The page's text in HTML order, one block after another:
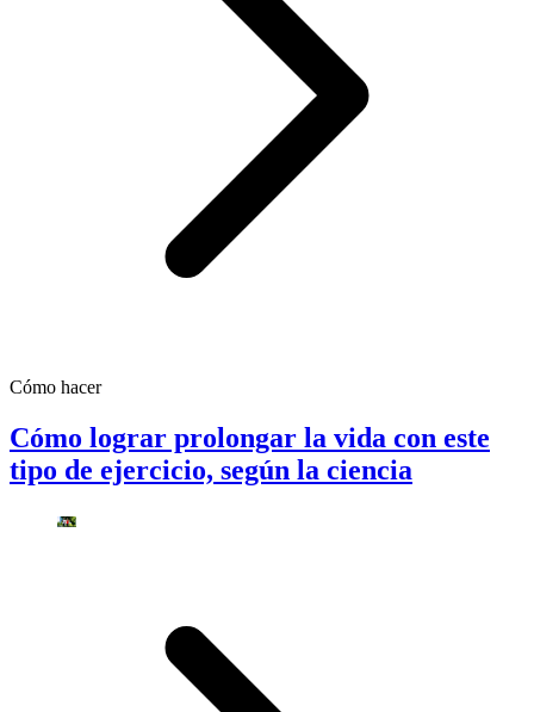
Cómo hacer
Cómo lograr prolongar la vida con este
tipo de ejercicio, según la ciencia